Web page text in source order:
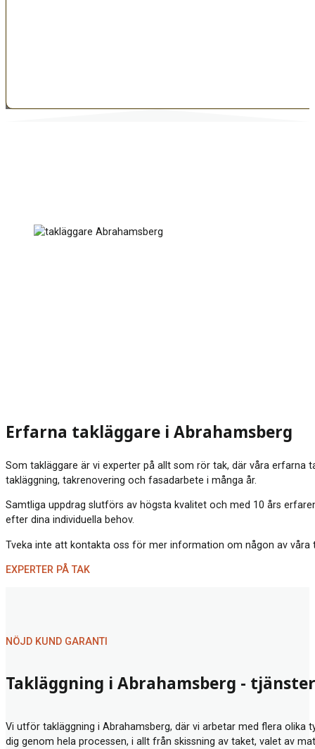
Erfarna takläggare i Abrahamsberg
Som takläggare är vi experter på allt som rör tak, där våra erfarna
takläggning, takrenovering och fasadarbete i många år.
Samtliga uppdrag slutförs av högsta kvalitet och med 10 års
efter dina individuella behov.
Tveka inte att kontakta oss för mer information om någon av
EXPERTER PÅ TAK
Takläggning i Abrahamsberg -
Vi utför takläggning i Abrahamsberg, där vi arbetar med flera
dig genom hela processen, i allt från skissning av taket, valet av
NÖJD KUND GARANTI